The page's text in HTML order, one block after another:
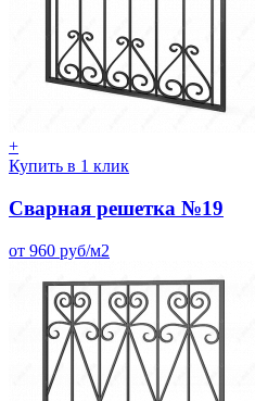
+
Купить в 1 клик
Сварная решетка №19
от 960 руб/м2